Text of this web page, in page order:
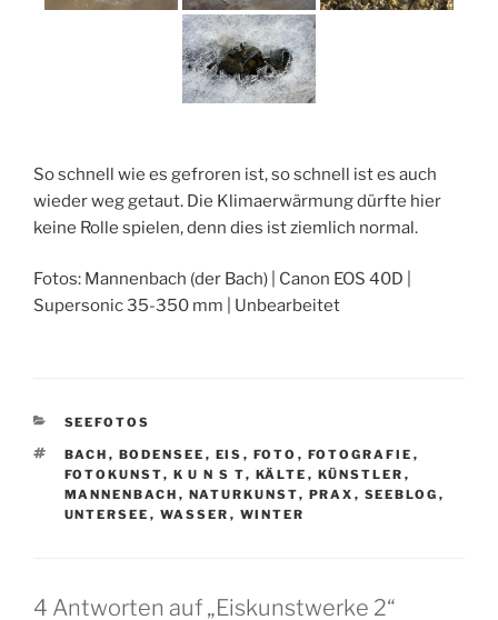
So schnell wie es gefroren ist, so schnell ist es auch
wieder weg getaut. Die Klimaerwärmung dürfte hier
keine Rolle spielen, denn dies ist ziemlich normal.
Fotos: Mannenbach (der Bach) | Canon EOS 40D |
Supersonic 35-350 mm | Unbearbeitet
KATEGORIEN
SEEFOTOS
SCHLAGWÖRTER
BACH , BODENSEE , EIS , FOTO , FOTOGRAFIE ,
FOTOKUNST, K U N S T, KÄLTE , KÜNSTLER ,
MANNENBACH , NATURKUNST, PRAX , SEEBLOG ,
UNTERSEE , WASSER , WINTER
4 Antworten auf „Eiskunstwerke 2“